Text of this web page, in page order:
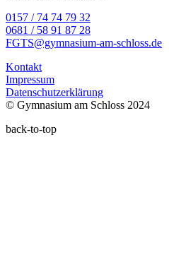
0157 / 74 74 79 32
0681 / 58 91 87 28
FGTS@gymnasium-am-schloss.de
Kontakt
Impressum
Datenschutzerklärung
© Gymnasium am Schloss 2024
back-to-top